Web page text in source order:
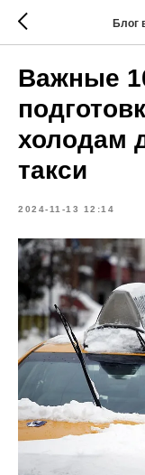
Блог
Важные
холодам
такси
2024-11-13 12:14